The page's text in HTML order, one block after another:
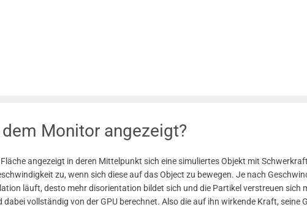
Monitor angezeigt?
angezeigt in deren Mittelpunkt sich eine simuliertes Objekt mit
zu, wenn sich diese auf das Object zu bewegen. Je nach
läuft, desto mehr disorientation bildet sich und die Partikel verstreuen sich
vollständig von der GPU berechnet. Also die auf ihn wirkende Kraft,